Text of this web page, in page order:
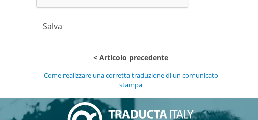
Salva
Articolo precedente
Come realizzare una corretta traduzione di un comunicato
stampa